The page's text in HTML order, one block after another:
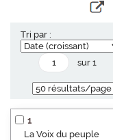
Tri par :
sur 1
1
La Voix du peuple